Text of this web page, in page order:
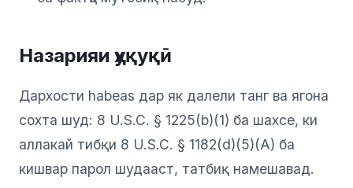
Назарияи ҳуқуқӣ
Дархости habeas дар як далели танг ва ягона
сохта шуд: 8 U.S.C. § 1225(b)(1) ба шахсе, ки
аллакай тибқи 8 U.S.C. § 1182(d)(5)(A) ба
кишвар парол шудааст, татбиқ намешавад.